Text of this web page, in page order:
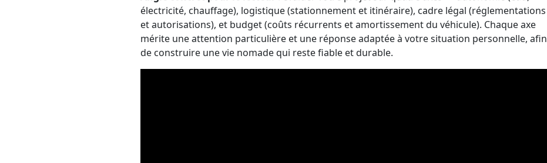
électricité, chauffage), logistique (stationnement et itinéraire), cadre légal (réglementations
et autorisations), et budget (coûts récurrents et amortissement du véhicule). Chaque axe
mérite une attention particulière et une réponse adaptée à votre situation personnelle, afin
de construire une vie nomade qui reste fiable et durable.